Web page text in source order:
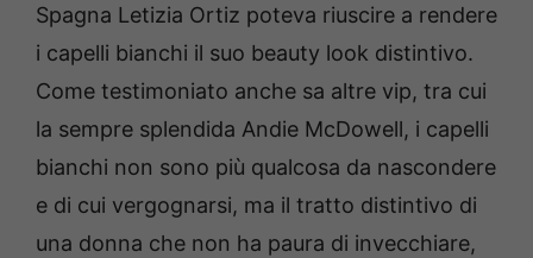
Spagna Letizia Ortiz poteva riuscire a rendere
i capelli bianchi il suo beauty look distintivo.
Come testimoniato anche sa altre vip, tra cui
la sempre splendida Andie McDowell, i capelli
bianchi non sono più qualcosa da nascondere
e di cui vergognarsi, ma il tratto distintivo di
una donna che non ha paura di invecchiare,